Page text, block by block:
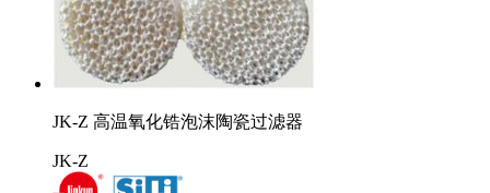
JK-Z 高温氧化锆泡沫陶瓷过滤器
JK-Z